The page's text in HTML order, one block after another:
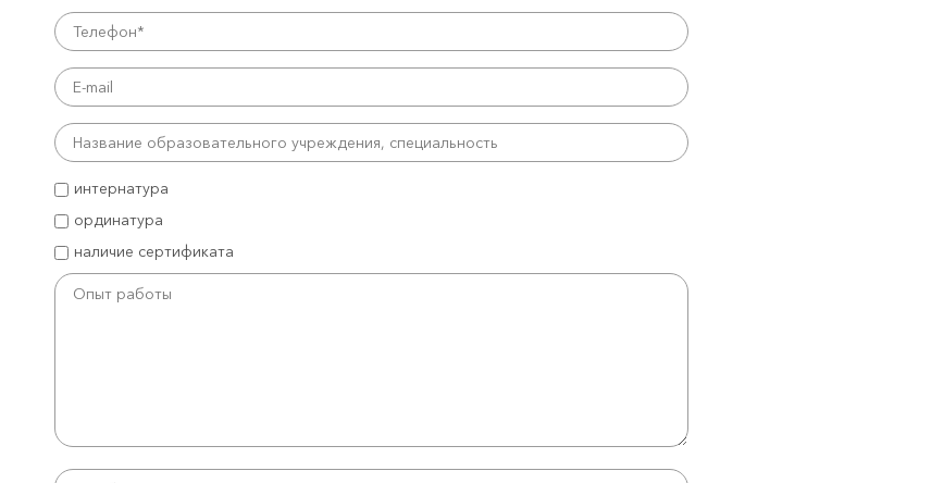
интернатура
ординатура
наличие сертификата